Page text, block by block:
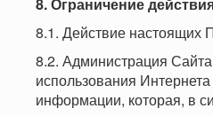
8.1. Действие настоящих
8.2. Администрация Сайта
использования
информации, которая, в